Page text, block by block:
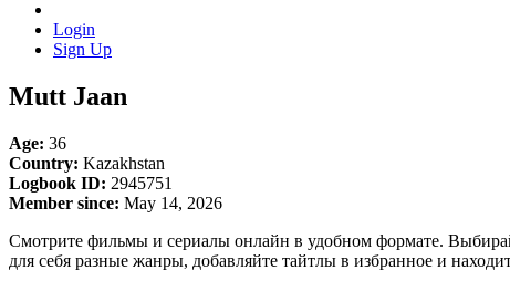
Login
Sign Up
Mutt Jaan
Age: 36
Country: Kazakhstan
Logbook ID: 2945751
Member since: May 14, 2026
Смотрите фильмы и сериалы онлайн в удобном формате.
для себя разные жанры, добавляйте тайтлы в избранное и